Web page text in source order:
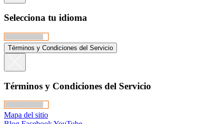
Selecciona tu idioma
Términos y Condiciones del Servicio
Términos y Condiciones del Servicio
Mapa del sitio